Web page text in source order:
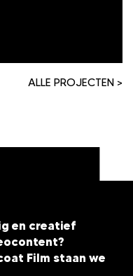
ALLE PROJECTEN >
en creatief
Film staan we